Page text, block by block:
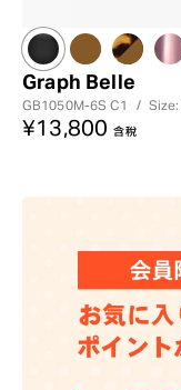
Graph Belle
GB1050M-6SC1 / Size:
¥13,800 含稅